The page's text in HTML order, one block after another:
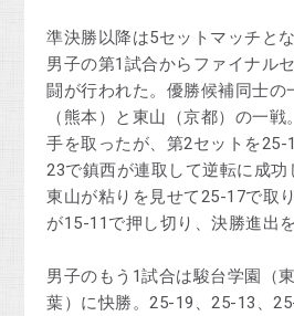
準決勝以降は5セットマッチと
男子の第1試合からファイナル
闘が行われた。優勝候補同士の
（熊本）と東山（京都）の一
手を取ったが、第2セットを25-
23で鎮西が連取して逆転に成功
東山が粘りを見せて25-17で取
が15-11で押し切り、決勝進出を
男子のもう1試合は駿台学園（
葉）に快勝。25-19、25-13、